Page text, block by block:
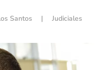
Santos | Judiciales